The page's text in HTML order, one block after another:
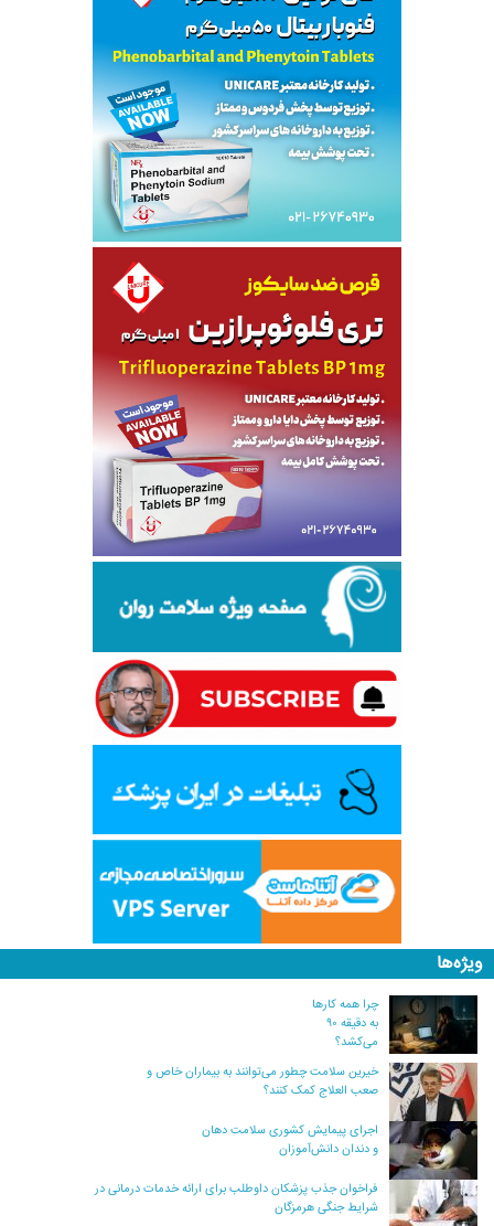
ویژه‌ها
چرا همه کارها
به دقیقه ۹۰
می‌کشد؟
خیرین سلامت چطور می‌توانند به بیماران خاص و
صعب العلاج کمک کنند؟
اجرای پیمایش کشوری سلامت دهان
و دندان دانش‌آموزان
فراخوان جذب پزشکان داوطلب برای ارائه خدمات درمانی در
شرایط جنگی هرمزگان